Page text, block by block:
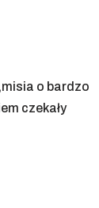
o bardzo
czekały